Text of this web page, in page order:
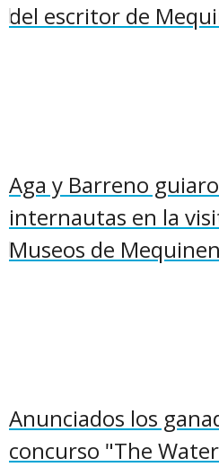
del escritor de
Aga y Barreno
internautas en la
Museos de
Anunciados los
concurso "The